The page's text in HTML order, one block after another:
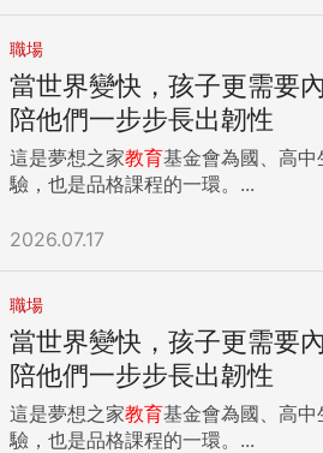
職場
當世界變快，孩子更需要
陪他們一步步長出韌性
這是夢想之家教育基金會為國、高
驗，也是品格課程的一環。...
2026.07.17
職場
當世界變快，孩子更需要
陪他們一步步長出韌性
這是夢想之家教育基金會為國、高
驗，也是品格課程的一環。...